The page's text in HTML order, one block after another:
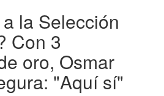
la Selección
Con 3
oro, Osmar
"Aquí sí"